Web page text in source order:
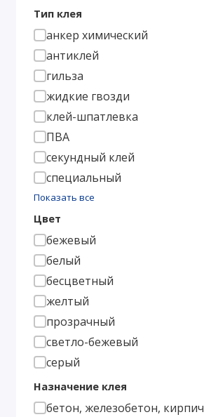
Тип клея
анкер химический
антиклей
гильза
жидкие гвозди
клей-шпатлевка
ПВА
секундный клей
специальный
Показать все
Цвет
бежевый
белый
бесцветный
желтый
прозрачный
светло-бежевый
серый
Назначение клея
бетон, железобетон, кирпич